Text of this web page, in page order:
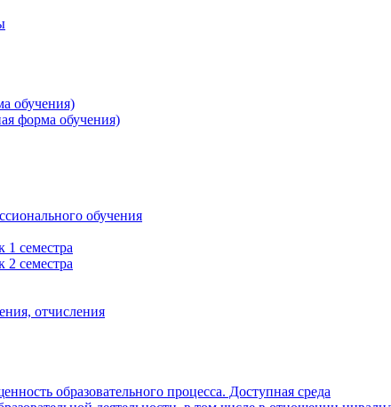
обучения)
форма обучения)
обучения
семестра
семестра
отчисления
образовательного процесса. Доступная среда